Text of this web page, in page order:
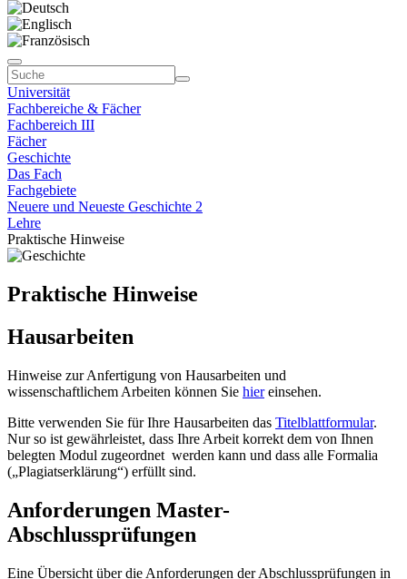
Universität
Fachbereiche & Fächer
Fachbereich III
Fächer
Geschichte
Das Fach
Fachgebiete
Neuere und Neueste Geschichte 2
Lehre
Praktische Hinweise
Praktische Hinweise
Hausarbeiten
Hinweise zur Anfertigung von Hausarbeiten und
wissenschaftlichem Arbeiten können Sie hiereinsehen.
Bitte verwenden Sie für Ihre Hausarbeiten das Titelblattformular.
Nur so ist gewährleistet, dass Ihre Arbeit korrekt dem von Ihnen
belegten Modul zugeordnet werden kann und dass alle Formalia
(„Plagiatserklärung“) erfüllt sind.
Anforderungen Master-
Abschlussprüfungen
Eine Übersicht über die Anforderungen der Abschlussprüfungen in